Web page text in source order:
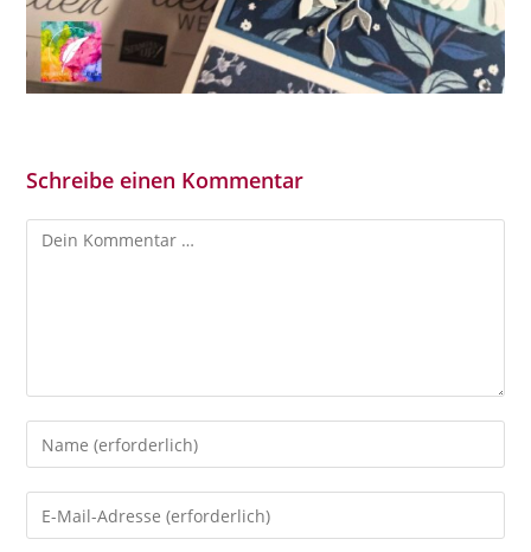
Schreibe einen Kommentar
Kommentar
Gib
deinen
Namen
oder
Gib
deine